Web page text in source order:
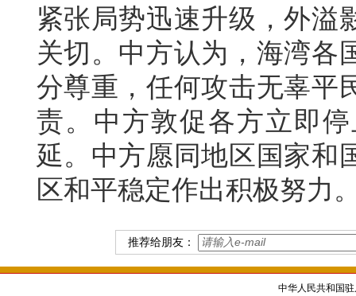
紧张局势迅速升级，外溢
关切。中方认为，海湾各
分尊重，任何攻击无辜平
责。中方敦促各方立即
延。中方愿同地区国家和
区和平稳定作出积极努力
推荐给朋友：
中华人民共和国